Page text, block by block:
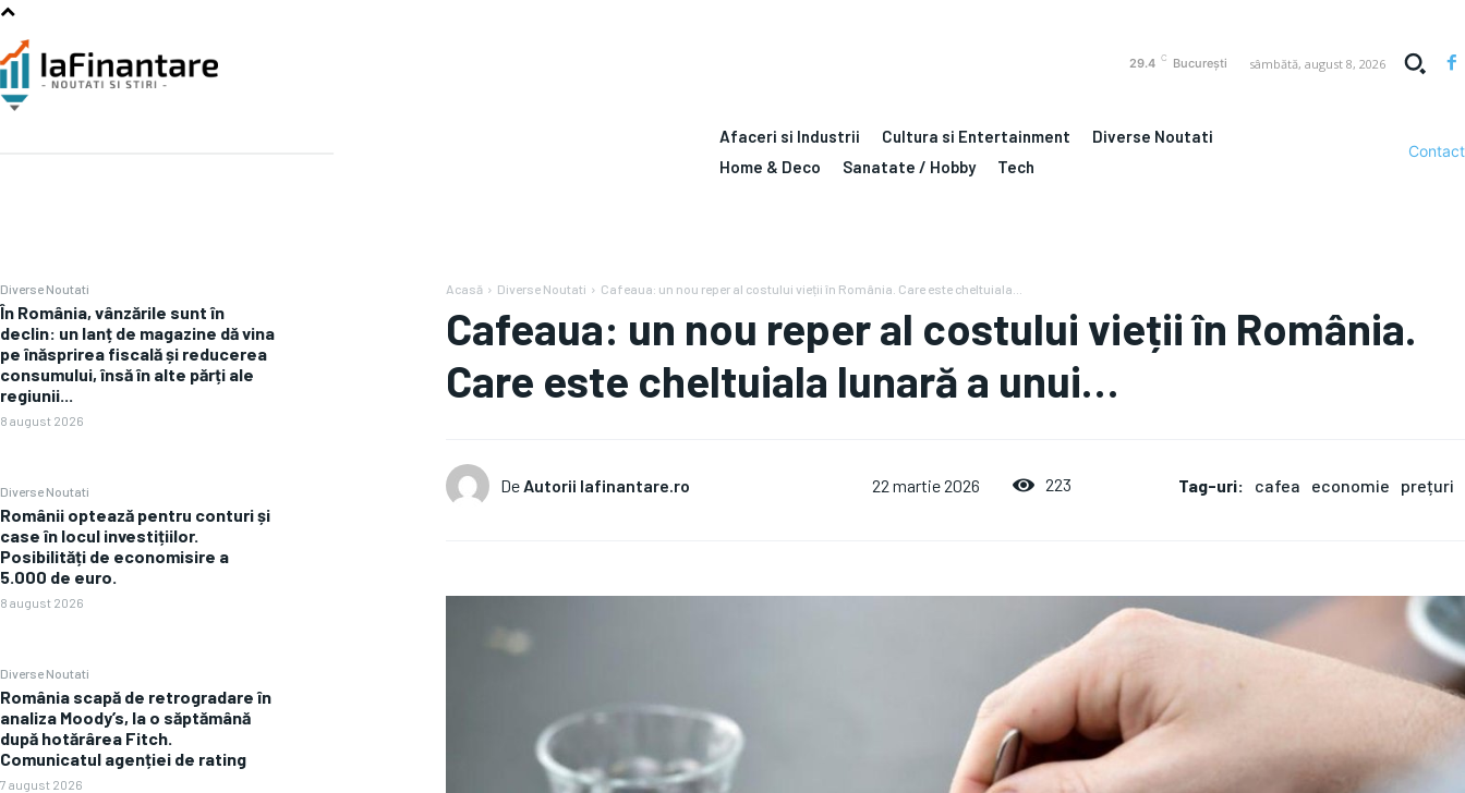
29.4 C București sâmbătă, august 8, 2026
Afaceri si Industrii Cultura si Entertainment
Diverse Noutati
Home & Deco
Sanatate / Hobby Tech
Contact
Diverse Noutati
În România, vânzările sunt în
declin: un lanț de magazine dă vina
pe înăsprirea fiscală și reducerea
consumului, însă în alte părți ale
regiunii...
8 august 2026
Diverse Noutati
Românii optează pentru conturi și
case în locul investițiilor.
Posibilități de economisire a
5.000 de euro.
8 august 2026
Diverse Noutati
România scapă de retrogradare în
analiza Moody’s, la o săptămână
după hotărârea Fitch.
Comunicatul agenției de rating
7 august 2026
Acasă Diverse Noutati Cafeaua: un nou reper al costului vieții în România. Care este cheltuiala...
Cafeaua: un nou reper al costului vieții în România.
Care este cheltuiala lunară a unui…
De Autorii Iafinantare.ro 22 martie 2026 223 Tag-uri: cafea economie prețuri